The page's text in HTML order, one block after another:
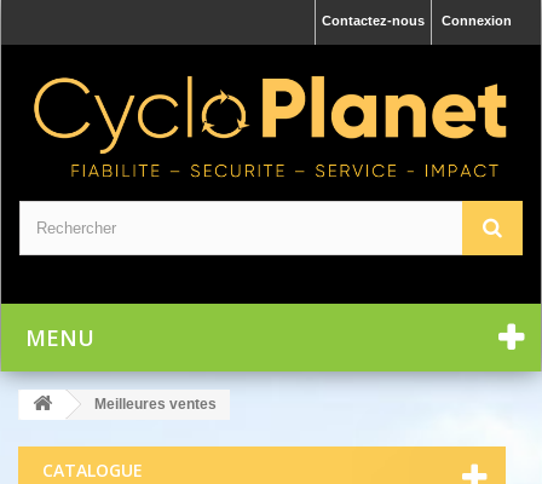
Connexion
Contactez-nous
MENU
Meilleures ventes
CATALOGUE